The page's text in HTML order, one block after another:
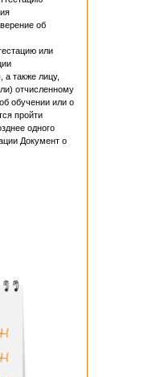
об
или
а также лицу,
отчисленному
обучении или о
пройти
одного
Документ о